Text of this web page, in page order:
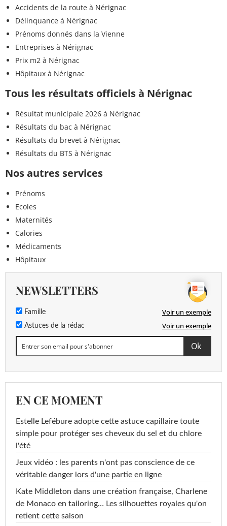
Accidents de la route à Nérignac
Délinquance à Nérignac
Prénoms donnés dans la Vienne
Entreprises à Nérignac
Prix m2 à Nérignac
Hôpitaux à Nérignac
Tous les résultats officiels à Nérignac
Résultat municipale 2026 à Nérignac
Résultats du bac à Nérignac
Résultats du brevet à Nérignac
Résultats du BTS à Nérignac
Nos autres services
Prénoms
Ecoles
Maternités
Calories
Médicaments
Hôpitaux
NEWSLETTERS
Famille Voir un exemple
Astuces de la rédac Voir un exemple
EN CE MOMENT
Estelle Lefébure adopte cette astuce capillaire toute
simple pour protéger ses cheveux du sel et du chlore
l'été
Jeux vidéo : les parents n'ont pas conscience de ce
véritable danger lors d'une partie en ligne
Kate Middleton dans une création française, Charlene
de Monaco en tailoring… Les silhouettes royales qu'on
retient cette saison